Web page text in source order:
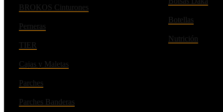
BROKOS Cinturones
Perneras
TIER
Cajas y Maletas
Parches
Parches Banderas
Botellas
Nutrición